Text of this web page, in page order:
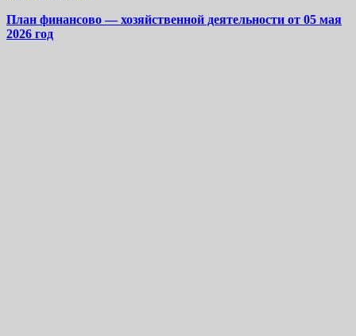
План финансово — хозяйственной деятельности от 05 мая
2026 год